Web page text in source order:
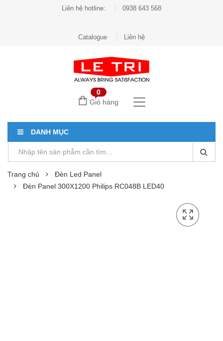
Liên hệ hotline: 0938 643 568
Catalogue Liên hệ
0
Giỏ hàng
DANH MỤC
Trang chủ
Đèn Led Panel
Đèn Panel 300X1200 Philips RC048B LED40